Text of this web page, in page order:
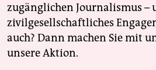
zugänglichen Journalismus –
zivilgesellschaftliches
auch? Dann machen Sie mit
unsere Aktion.